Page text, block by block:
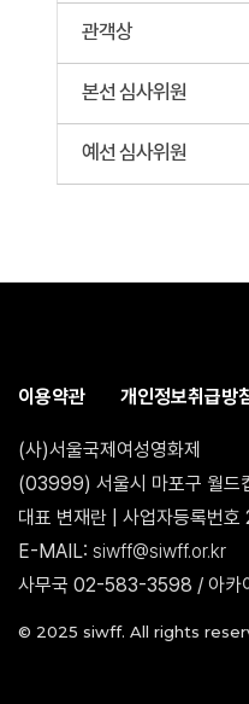
관객상
본선 심사위원
예선 심사위원
이용약관 개인정보취급방
(사)서울국제여성영화제
(03999) 서울시 마포구 월드
대표 변재란 | 사업자등록번
E-MAIL: siwff@siwff.or.kr
사무국 02-583-3598 / 아
© 2025 siwff. All rights